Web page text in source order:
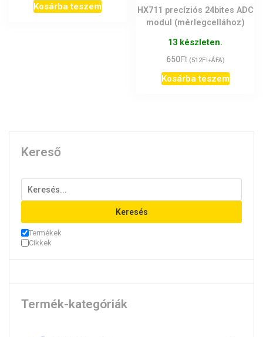
Kosárba teszem
HX711 precíziós 24bites ADC
modul (mérlegcellához)
13 készleten.
650Ft (512Ft+ÁFA)
Kosárba teszem
Kereső
Keresés
Termékek
Cikkek
Termék-kategóriák